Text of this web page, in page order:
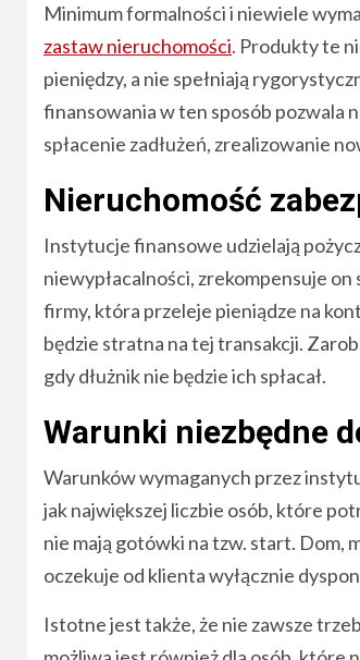
Minimum formalności i niewiele
zastaw nieruchomości. Produkty te
pieniędzy, a nie spełniają
finansowania w ten sposób pozwala
spłacenie zadłużeń, zrealizowanie
Nieruchomość
Instytucje finansowe udzielają
niewypłacalności, zrekompensuje
firmy, która przeleje pieniądze na
będzie stratna na tej transakcji.
gdy dłużnik nie będzie ich spłacał.
Warunki niezbędne
Warunków wymaganych przez
jak największej liczbie osób, które
nie mają gotówki na tzw. start. Dom,
oczekuje od klienta wyłącznie
Istotne jest także, że nie zawsze